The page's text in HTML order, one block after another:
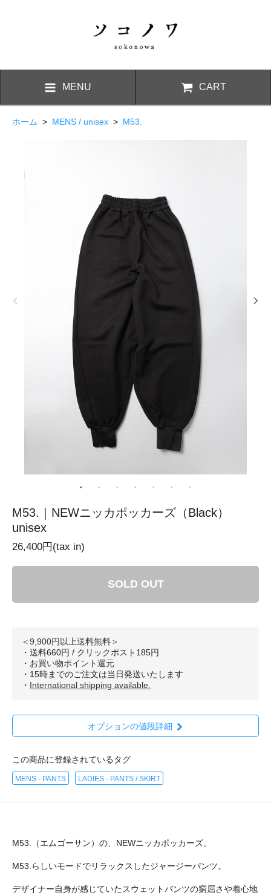
MENU CART
ホーム > MENS / unisex > M53.
M53.｜NEWニッカポッカーズ（Black）
unisex
26,400円(tax in)
SOLD OUT
＜9,900円以上送料無料＞
・送料660円 / クリックポスト185円
・ お買い物ポイント還元
・15時までのご注文は当日発送いたします
・ International shipping available.
オプションの値段詳細
この商品に登録されているタグ
MENS - PANTS LADIES - PANTS / SKIRT
M53.（エムゴーサン）の、NEWニッカポッカーズ。
M53.らしいモードでリラックスしたジャージーパンツ。
デザイナー自身が感じていたスウェットパンツの窮屈さや着心地